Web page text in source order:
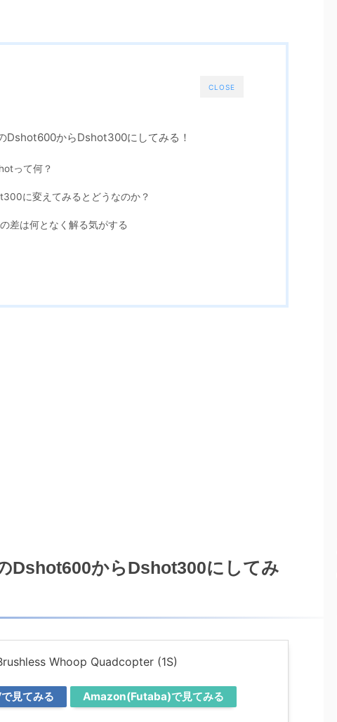
CLOSE
Dshot600からDshot300にしてみる！
って何？
に変えてみるとどうなのか？
差は何となく解る気がする
Dshot600からDshot300にしてみ
Whoop Quadcopter (1S)
見てみる Amazon(Futaba)で見てみる